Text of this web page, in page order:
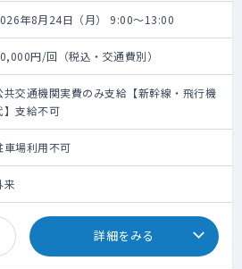
年8月24日（月） 9:00～13:00
円/回（税込・交通費別）
共交通機関実費のみ支給【新幹線・飛行機
】支給不可
車場利用不可
来
詳細をみる